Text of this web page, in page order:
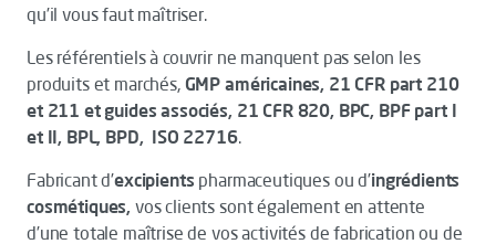
qu’il vous faut maîtriser.
Les référentiels à couvrir ne manquent pas selon les
produits et marchés, GMP américaines, 21 CFR part 210
et 211 et guides associés, 21 CFR 820, BPC, BPF part I
et II, BPL, BPD, ISO 22716.
Fabricant d’excipients pharmaceutiques ou d’ingrédients
cosmétiques, vos clients sont également en attente
d’une totale maîtrise de vos activités de fabrication ou de